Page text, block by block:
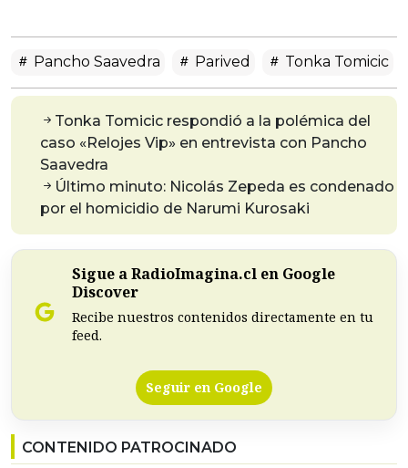
Pancho Saavedra Parived Tonka Tomicic
Tonka Tomicic respondió a la polémica del
caso «Relojes Vip» en entrevista con Pancho
Saavedra
Último minuto: Nicolás Zepeda es condenado
por el homicidio de Narumi Kurosaki
Sigue a RadioImagina.cl en Google
Discover
Recibe nuestros contenidos directamente en tu
feed.
Seguir en Google
CONTENIDO PATROCINADO